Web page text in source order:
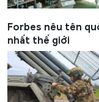
Forbes nêu tên
nhất thế giới